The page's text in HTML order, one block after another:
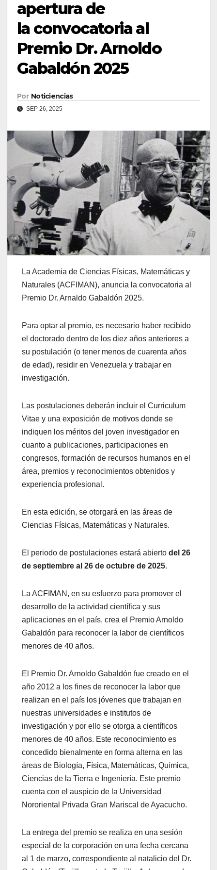
apertura de
la convocatoria al
Premio Dr. Arnoldo
Gabaldón 2025
Por Noticiencias
SEP 26, 2025
La Academia de Ciencias Físicas, Matemáticas y
Naturales (ACFIMAN), anuncia la convocatoria al
Premio Dr. Arnaldo Gabaldón 2025.
Para optar al premio, es necesario haber recibido
el doctorado dentro de los diez años anteriores a
su postulación (o tener menos de cuarenta años
de edad), residir en Venezuela y trabajar en
investigación.
Las postulaciones deberán incluir el Curriculum
Vitae y una exposición de motivos donde se
indiquen los méritos del joven investigador en
cuanto a publicaciones, participaciones en
congresos, formación de recursos humanos en el
área, premios y reconocimientos obtenidos y
experiencia profesional.
En esta edición, se otorgará en las áreas de
Ciencias Físicas, Matemáticas y Naturales.
El periodo de postulaciones estará abierto del 26
de septiembre al 26 de octubre de 2025.
La ACFIMAN, en su esfuerzo para promover el
desarrollo de la actividad científica y sus
aplicaciones en el país, crea el Premio Arnoldo
Gabaldón para reconocer la labor de científicos
menores de 40 años.
El Premio Dr. Arnoldo Gabaldón fue creado en el
año 2012 a los fines de reconocer la labor que
realizan en el país los jóvenes que trabajan en
nuestras universidades e institutos de
investigación y por ello se otorga a científicos
menores de 40 años. Este reconocimiento es
concedido bienalmente en forma alterna en las
áreas de Biología, Física, Matemáticas, Química,
Ciencias de la Tierra e Ingeniería. Este premio
cuenta con el auspicio de la Universidad
Nororiental Privada Gran Mariscal de Ayacucho.
La entrega del premio se realiza en una sesión
especial de la corporación en una fecha cercana
al 1 de marzo, correspondiente al natalicio del Dr.